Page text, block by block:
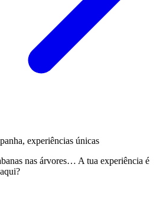
experiências únicas
nas árvores… A tua experiência é